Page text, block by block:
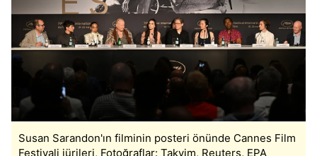
Susan Sarandon'ın filminin posteri önünde Cannes Film
Festivali jürileri, Fotoğraflar: Takvim, Reuters, EPA